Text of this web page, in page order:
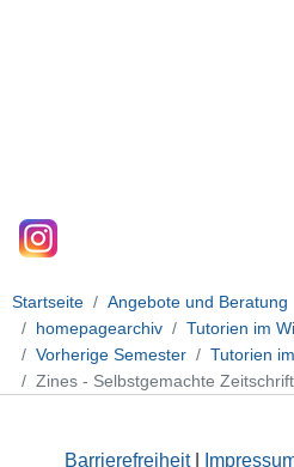
Startseite Angebote und Beratung
homepagearchiv
Tutorien im
Vorherige Semester
Tutorien
Zines - Selbstgemachte
Barrierefreiheit|